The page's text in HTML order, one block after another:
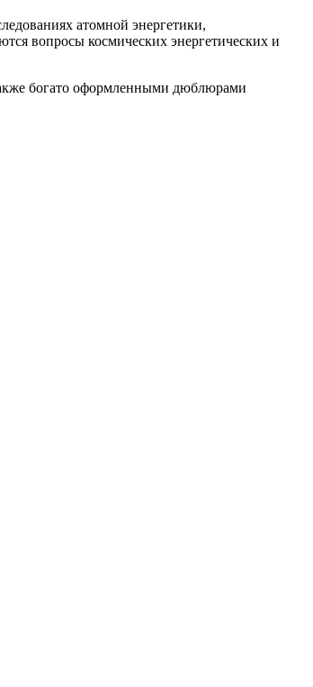
атомной энергетики,
вопросы космических энергетических и
богато оформленными дюблюрами